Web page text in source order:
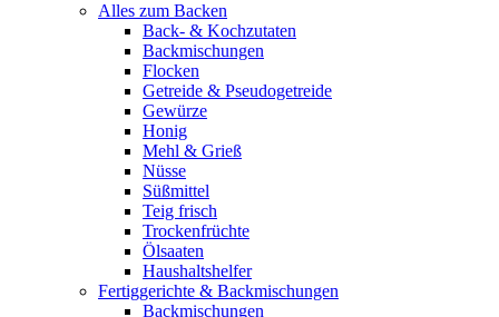
Alles zum Backen
Back- & Kochzutaten
Backmischungen
Flocken
Getreide & Pseudogetreide
Gewürze
Honig
Mehl & Grieß
Nüsse
Süßmittel
Teig frisch
Trockenfrüchte
Ölsaaten
Haushaltshelfer
Fertiggerichte & Backmischungen
Backmischungen